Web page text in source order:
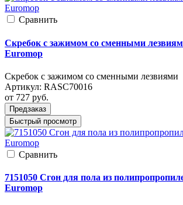
Cравнить
Скребок с зажимом со сменными
Euromop
Скребок с зажимом со сменными лезвиями
Артикул: RASC70016
от 727 руб.
Предзаказ
Быстрый просмотр
Cравнить
7151050 Сгон для пола из
Euromop